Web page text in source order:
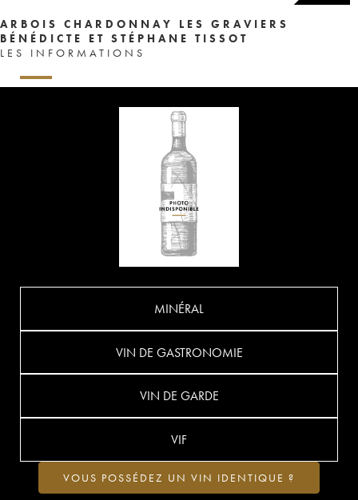
ARBOIS CHARDONNAY LES GRAVIERS
BÉNÉDICTE ET STÉPHANE TISSOT
LES INFORMATIONS
MINÉRAL
VIN DE GASTRONOMIE
VIN DE GARDE
VIF
VOUS POSSÉDEZ UN VIN IDENTIQUE ?